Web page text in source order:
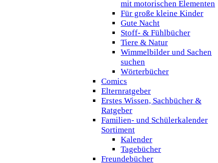
mit motorischen Elementen
Für große kleine Kinder
Gute Nacht
Stoff- & Fühlbücher
Tiere & Natur
Wimmelbilder und Sachen
suchen
Wörterbücher
Comics
Elternratgeber
Erstes Wissen, Sachbücher &
Ratgeber
Familien- und Schülerkalender
Sortiment
Kalender
Tagebücher
Freundebücher